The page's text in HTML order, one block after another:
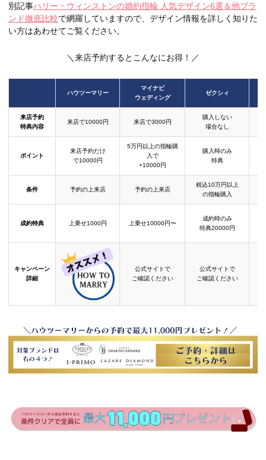
別記事ハリー・ウィンストンの婚約指輪 人気デザイン6選＆他ブラ
ンド徹底比較で網羅していますので、デザイン情報を詳しく知りた
い方はあわせてご覧ください。
＼来店予約するとこんなにお得！／
ハウツーマリー
マイナビ
ウェディング
ゼクシィ
来店予約
特典内容
来店で10000円 来店で3000円
購入しない
場合なし
ポイント
来店予約だけ
で10000円
5万円以上の指輪購
入で
+10000円
購入時のみ
特典
条件 予約の上来店 予約の上来店
税込10万円以上
の指輪購入
成約特典 上乗せ1000円 上乗せ10000円〜
成約時のみ
特典20000円
キャンペーン
詳細
公式サイトで
ご確認ください
公式サイトで
ご確認ください